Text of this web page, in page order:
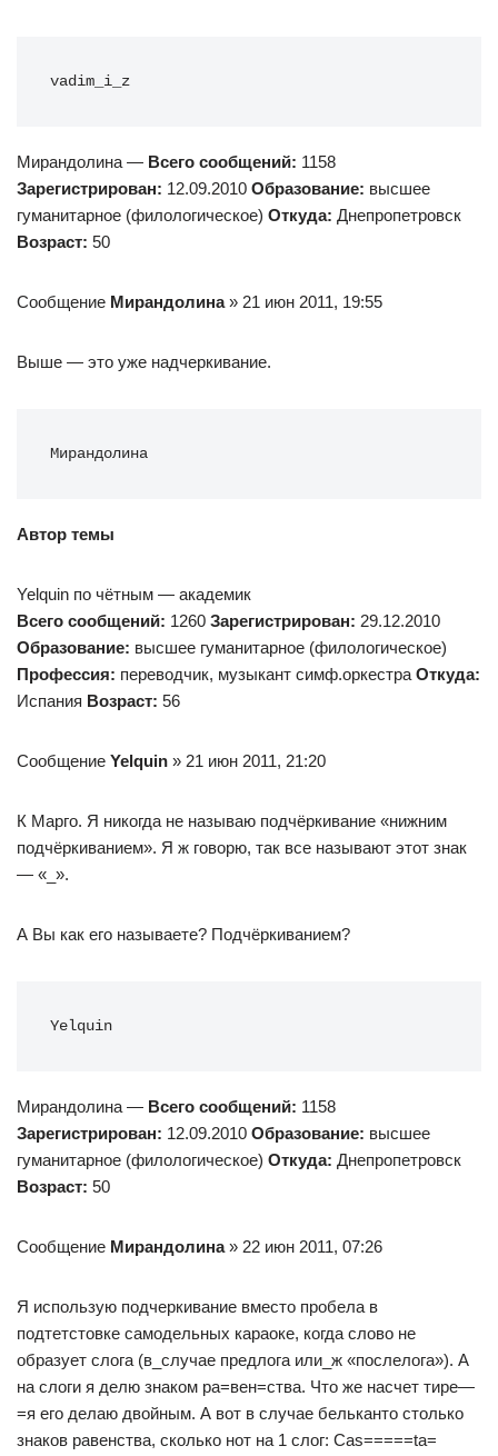
vadim_i_z
Мирандолина — Всего сообщений: 1158
Зарегистрирован: 12.09.2010 Образование: высшее
гуманитарное (филологическое) Откуда: Днепропетровск
Возраст: 50
Сообщение Мирандолина» 21 июн 2011, 19:55
Выше — это уже надчеркивание.
Мирандолина
Автор темы
Yelquin по чётным — академик
Всего сообщений: 1260 Зарегистрирован: 29.12.2010
Образование: высшее гуманитарное (филологическое)
Профессия: переводчик, музыкант симф.оркестра Откуда:
Испания Возраст: 56
Сообщение Yelquin » 21 июн 2011, 21:20
К Марго. Я никогда не называю подчёркивание «нижним
подчёркиванием». Я ж говорю, так все называют этот знак
— «_».
А Вы как его называете? Подчёркиванием?
Yelquin
Мирандолина — Всего сообщений: 1158
Зарегистрирован: 12.09.2010 Образование: высшее
гуманитарное (филологическое) Откуда: Днепропетровск
Возраст: 50
Сообщение Мирандолина» 22 июн 2011, 07:26
Я использую подчеркивание вместо пробела в
подтетстовке самодельных караоке, когда слово не
образует слога (в_случае предлога или_ж «послелога»). А
на слоги я делю знаком ра=вен=ства. Что же насчет тире—
=я его делаю двойным. А вот в случае бельканто столько
знаков равенства, сколько нот на 1 слог: Cas=====ta=